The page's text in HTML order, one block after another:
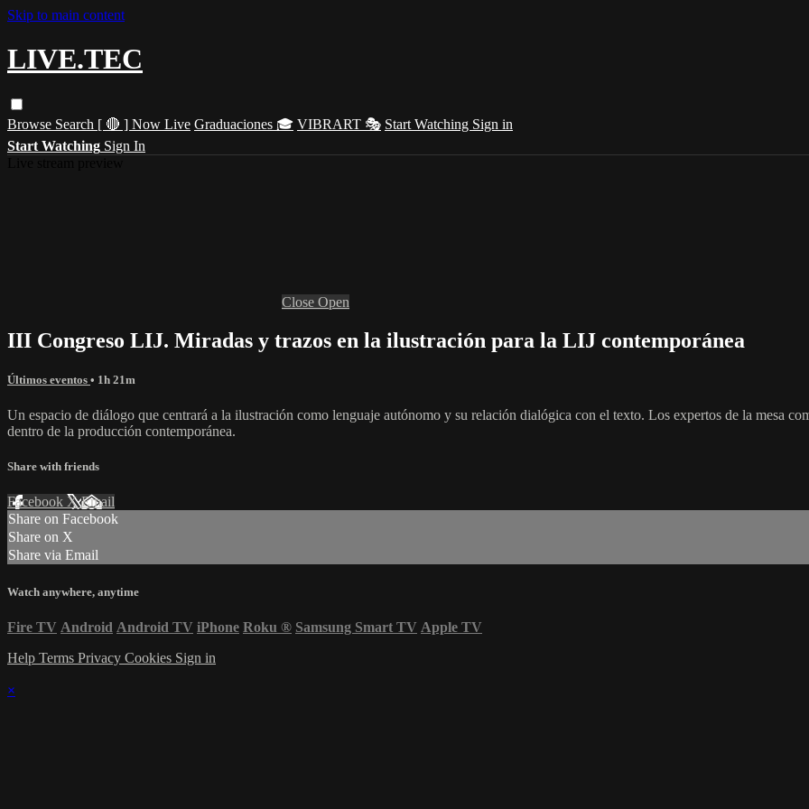
Skip to main content
LIVE.TEC
Browse Search [ 🔴 ] Now Live Graduaciones 🎓 VIBRART 🎭 Start Watching Sign in
Start Watching Sign In
Close Open
III Congreso LIJ. Miradas y trazos en la ilustración para la LIJ contemporánea
Últimos eventos • 1h 21m
Un espacio de diálogo que centrará a la ilustración como lenguaje autónomo y su relación dialógica con el texto. Los expertos de la mesa
dentro de la producción contemporánea.
Share with friends
Facebook XEmail
Share on Facebook
Share on X
Share via Email
Watch anywhere, anytime
Fire TV Android Android TV iPhone Roku ® Samsung Smart TV Apple TV
Help Terms Privacy Cookies Sign in
×